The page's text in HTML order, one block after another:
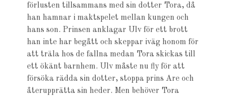
förlusten tillsammans med sin dotter Tora, då
han hamnar i makt­spelet mellan kungen och
hans son. Prinsen anklagar Ulv för ett brott
han inte har begått och skeppar iväg honom för
att träla hos de fallna medan Tora skickas till
ett ökänt barnhem. Ulv måste nu fly för att
försöka rädda sin dotter, stoppa prins Are och
återupprätta sin heder. Men behöver Tora